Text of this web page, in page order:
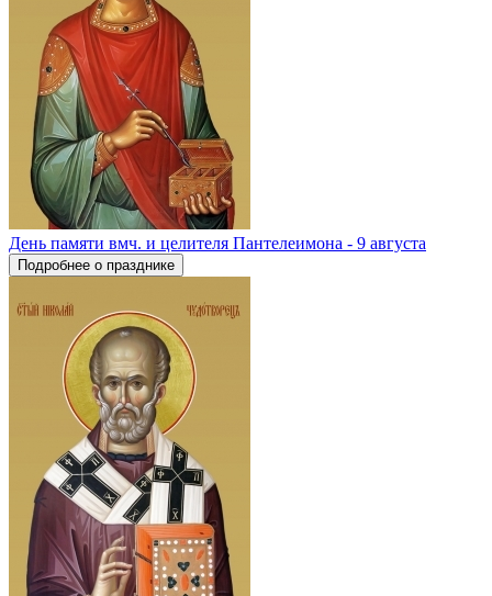
День памяти вмч. и целителя Пантелеимона - 9 августа
Подробнее о празднике